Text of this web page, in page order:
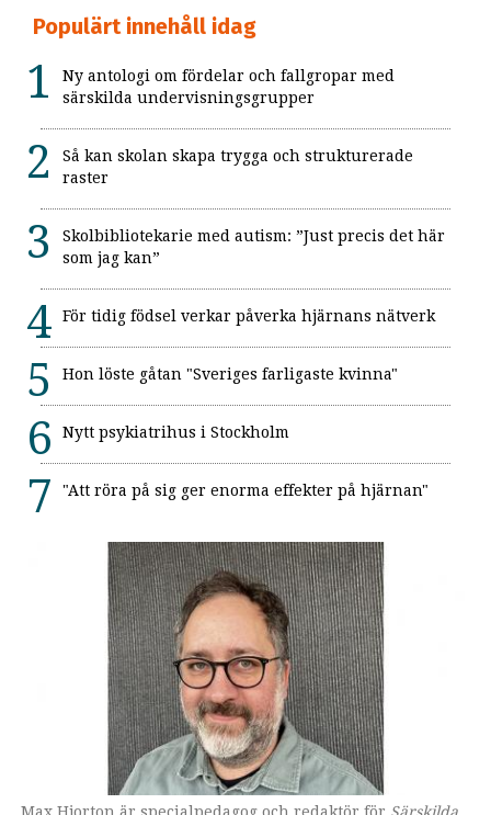
Populärt innehåll idag
Ny antologi om fördelar och fallgropar med
särskilda undervisningsgrupper
Så kan skolan skapa trygga och strukturerade
raster
Skolbibliotekarie med autism: ”Just precis det här
som jag kan”
För tidig födsel verkar påverka hjärnans nätverk
Hon löste gåtan "Sveriges farligaste kvinna"
Nytt psykiatrihus i Stockholm
"Att röra på sig ger enorma effekter på hjärnan"
Max Hjorton är specialpedagog och redaktör för Särskilda
Omslaget till boken som ges ut av Lärarförlaget.